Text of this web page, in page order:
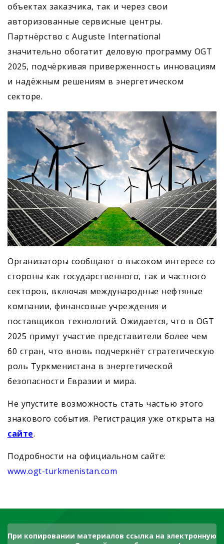
объектах заказчика, так и через свои
авторизованные сервисные центры.
Партнёрство с Auguste International
значительно обогатит деловую программу OGT
2025, подчёркивая приверженность инновациям
и надёжным решениям в энергетическом
секторе.
Организаторы сообщают о высоком интересе со
стороны как государственного, так и частного
секторов, включая международные нефтяные
компании, финансовые учреждения и
поставщиков технологий. Ожидается, что в OGT
2025 примут участие представители более чем
60 стран, что вновь подчеркнёт стратегическую
роль Туркменистана в энергетической
безопасности Евразии и мира.
Не упустите возможность стать частью этого
знакового события. Регистрация уже открыта на
сайте.
Подробности на официальном сайте:
www.ogt-turkmenistan.com
При копировании материалов ссылка на электронную